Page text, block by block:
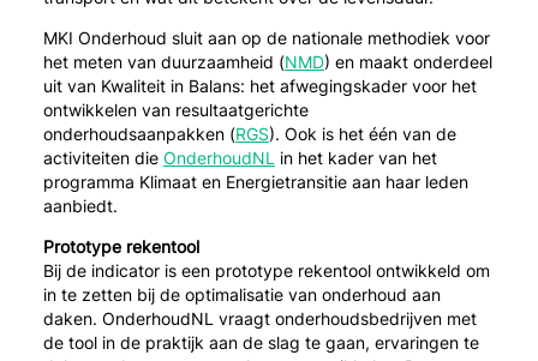
MKI Onderhoud sluit aan op de nationale methodiek voor
het meten van duurzaamheid (NMD) en maakt onderdeel
uit van Kwaliteit in Balans: het afwegingskader voor het
ontwikkelen van resultaatgerichte
onderhoudsaanpakken (RGS). Ook is het één van de
activiteiten die OnderhoudNL in het kader van het
programma Klimaat en Energietransitie aan haar leden
aanbiedt.
Prototype rekentool
Bij de indicator is een prototype rekentool ontwikkeld om
in te zetten bij de optimalisatie van onderhoud aan
daken. OnderhoudNL vraagt onderhoudsbedrijven met
de tool in de praktijk aan de slag te gaan, ervaringen te